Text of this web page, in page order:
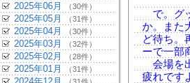
2025年06月 （30件）
2025年05月 （31件）
2025年04月 （30件）
2025年03月 （32件）
2025年02月 （28件）
2025年01月 （31件）
で。グ
か。また
ど待ち。
ーで一部
会場を
疲れです